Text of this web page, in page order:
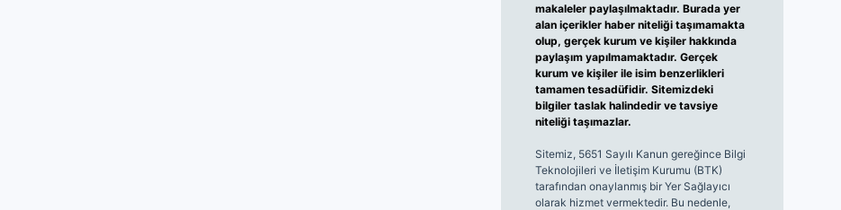
makaleler paylaşılmaktadır. Burada yer
alan içerikler haber niteliği taşımamakta
olup, gerçek kurum ve kişiler hakkında
paylaşım yapılmamaktadır. Gerçek
kurum ve kişiler ile isim benzerlikleri
tamamen tesadüfidir. Sitemizdeki
bilgiler taslak halindedir ve tavsiye
niteliği taşımazlar.
Sitemiz, 5651 Sayılı Kanun gereğince Bilgi
Teknolojileri ve İletişim Kurumu (BTK)
tarafından onaylanmış bir Yer Sağlayıcı
olarak hizmet vermektedir. Bu nedenle,